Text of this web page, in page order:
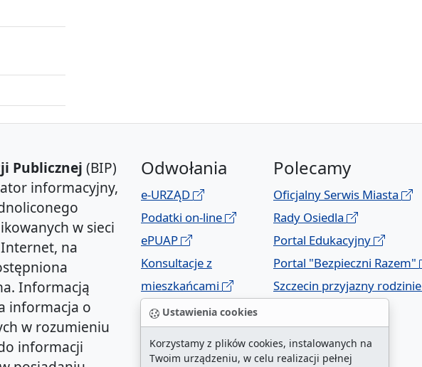
Ustawienia cookies
Korzystamy z plików cookies, instalowanych na
Twoim urządzeniu, w celu realizacji pełnej
Publicznej (BIP)
informacyjny,
w sieci
na
Informacją
informacja o
w rozumieniu
informacji
Odwołania
e-URZĄD
Podatki on-line
ePUAP
Konsultacje z
mieszkańcami
Geoportal
Polecamy
Oficjalny Serwis Miasta
Rady Osiedla
Portal Edukacyjny
Portal "Bezpieczni Razem"
Szczecin przyjazny rodzinie